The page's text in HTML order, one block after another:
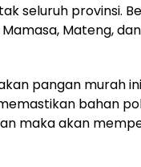
seluruh provinsi.
Mateng,
pangan murah
bahan
maka akan